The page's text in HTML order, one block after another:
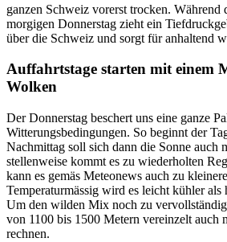
ganzen Schweiz vorerst trocken. Während
morgigen Donnerstag zieht ein
über die Schweiz und sorgt für anhaltend
Auffahrtstage starten mit einem
Wolken
Der Donnerstag beschert uns eine ganze
Witterungsbedingungen. So beginnt der
Nachmittag soll sich dann die Sonne auch
stellenweise kommt es zu wiederholten
kann es gemäs Meteonews auch zu
Temperaturmässig wird es leicht kühler als
Um den wilden Mix noch zu
von 1100 bis 1500 Metern vereinzelt auch
rechnen.